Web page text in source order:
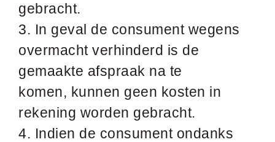
gebracht.
3. In geval de consument wegens
overmacht verhinderd is de
gemaakte afspraak na te
komen, kunnen geen kosten in
rekening worden gebracht.
4. Indien de consument ondanks